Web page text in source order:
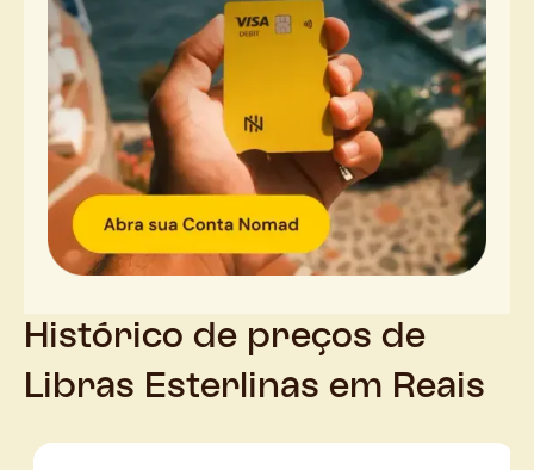
Histórico de preços de
Libras Esterlinas em Reais